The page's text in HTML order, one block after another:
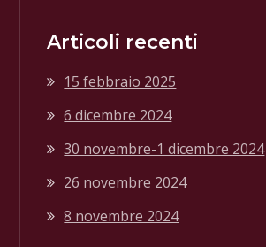
Articoli recenti
15 febbraio 2025
6 dicembre 2024
30 novembre-1 dicembre 2024
26 novembre 2024
8 novembre 2024